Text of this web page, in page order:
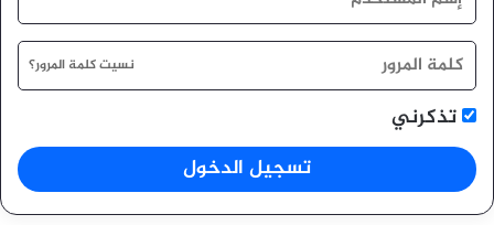
نسيت كلمة المرور؟
تذكرني
تسجيل الدخول